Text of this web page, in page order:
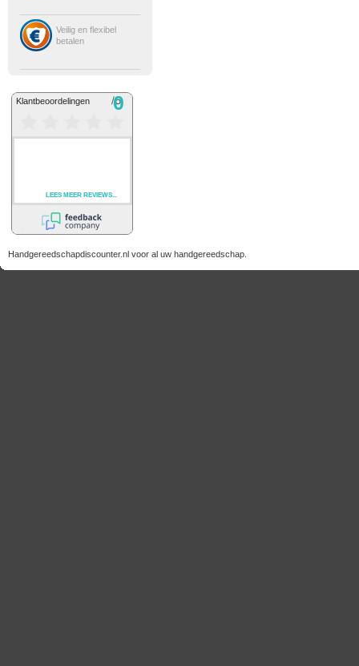
Veilig en flexibel
betalen
Handgereedschapdiscounter.nl voor al uw handgereedschap.